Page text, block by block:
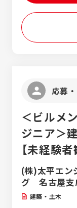
てあ
お客
事の醍醐
管理
の得
できます。 ≪中長期的
す。
てお
あり
頼関
応募
＜ビルメ
ジニア＞
【未経験
(株)太平エン
グ 名古屋支
建築・土木